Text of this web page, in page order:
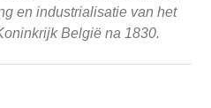
en industrialisatie van het
België na 1830.